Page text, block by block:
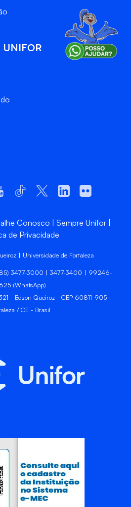
UNIFOR
Conosco
Sempre Unifor
de Privacidade
| Universidade de Fortaleza
3477-3000 | 3477-3400 | 99246-
(WhatsApp)
- Edson Queiroz - CEP 60811-905 -
/ CE - Brasil